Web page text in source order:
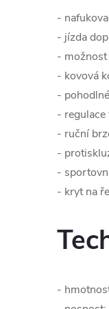
-
- jízda
-
- kovová
-
-
- ruční
-
-
- kryt na
-